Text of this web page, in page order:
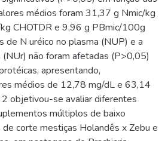
médios foram 31,37 g Nmic/kg
CHOTDR e 9,96 g PBmic/100g
de N uréico no plasma (NUP) e a
(NUr) não foram afetadas (P>0,05)
apresentando,
médios de 12,78 mg/dL e 63,14
objetivou-se avaliar diferentes
múltiplos de baixo
de corte mestiças Holandês x Zebu e